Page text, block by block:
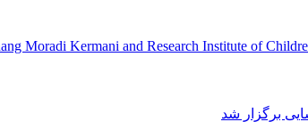
Moradi Kermani and Research Institute of
برگزار شد